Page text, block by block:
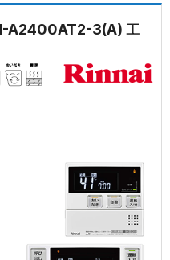
A2400AT2-3(A) 工